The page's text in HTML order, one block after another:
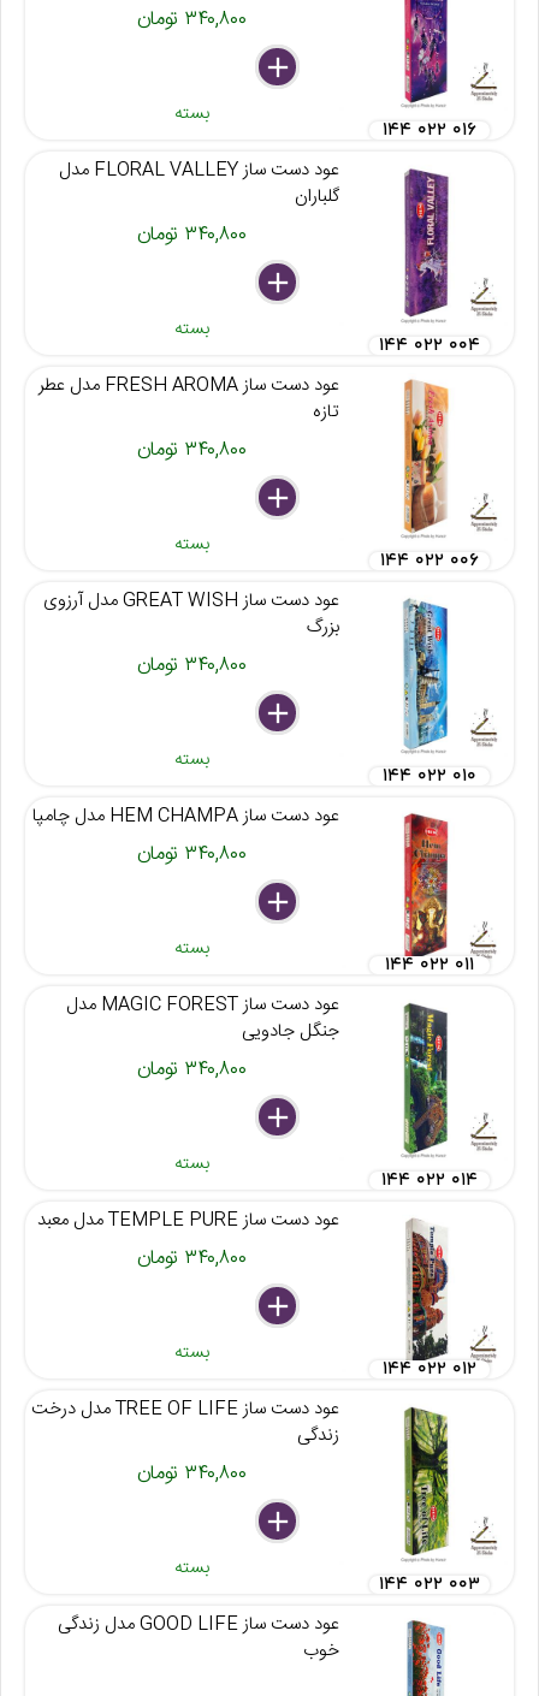
۳۴۰,۸۰۰ تومان
delete
remove
add
بسته
۱۴۴ ۰۲۲ ۰۱۶
عود دست ساز FLORAL VALLEY مدل
گلباران
۳۴۰,۸۰۰ تومان
delete
remove
add
بسته
۱۴۴ ۰۲۲ ۰۰۴
عود دست ساز FRESH AROMA مدل عطر
تازه
۳۴۰,۸۰۰ تومان
delete
remove
add
بسته
۱۴۴ ۰۲۲ ۰۰۶
عود دست ساز GREAT WISH مدل آرزوی
بزرگ
۳۴۰,۸۰۰ تومان
delete
remove
add
بسته
۱۴۴ ۰۲۲ ۰۱۰
عود دست ساز HEM CHAMPA مدل چامپا
۳۴۰,۸۰۰ تومان
delete
remove
add
بسته
۱۴۴ ۰۲۲ ۰۱۱
عود دست ساز MAGIC FOREST مدل
جنگل جادویی
۳۴۰,۸۰۰ تومان
delete
remove
add
بسته
۱۴۴ ۰۲۲ ۰۱۴
عود دست ساز TEMPLE PURE مدل معبد
۳۴۰,۸۰۰ تومان
delete
remove
add
بسته
۱۴۴ ۰۲۲ ۰۱۲
عود دست ساز TREE OF LIFE مدل درخت
زندگی
۳۴۰,۸۰۰ تومان
delete
remove
add
بسته
۱۴۴ ۰۲۲ ۰۰۳
عود دست ساز GOOD LIFE مدل زندگی
خوب